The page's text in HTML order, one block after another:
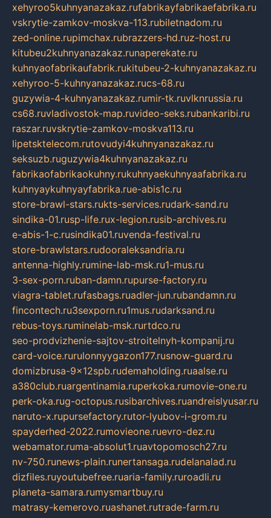
xehyroo5kuhnyanazakaz.rufabrikayfabrikaefabrika.ru
vskrytie-zamkov-moskva-113.rubiletnadom.ru
zed-online.rupimchax.rubrazzers-hd.ruz-host.ru
kitubeu2kuhnyanazakaz.runaperekate.ru
kuhnyaofabrikaufabrik.rukitubeu-2-kuhnyanazakaz.ru
xehyroo-5-kuhnyanazakaz.rucs-68.ru
guzywia-4-kuhnyanazakaz.rumir-tk.ruvlknrussia.ru
cs68.ruvladivostok-map.ruvideo-seks.rubankaribi.ru
raszar.ruvskrytie-zamkov-moskva113.ru
lipetsktelecom.rutovudyi4kuhnyanazakaz.ru
seksuzb.ruguzywia4kuhnyanazakaz.ru
fabrikaofabrikaokuhny.rukuhnyaekuhnyaafabrika.ru
kuhnyaykuhnyayfabrika.rue-abis1c.ru
store-brawl-stars.rukts-services.rudark-sand.ru
sindika-01.rusp-life.rux-legion.rusib-archives.ru
e-abis-1-c.rusindika01.ruvenda-festival.ru
store-brawlstars.rudooraleksandria.ru
antenna-highly.rumine-lab-msk.ru1-mus.ru
3-sex-porn.ruban-damn.rupurse-factory.ru
viagra-tablet.rufasbags.ruadler-jun.rubandamn.ru
fincontech.ru3sexporn.ru1mus.rudarksand.ru
rebus-toys.ruminelab-msk.rurtdco.ru
seo-prodvizhenie-sajtov-stroitelnyh-kompanij.ru
card-voice.rurulonnyygazon177.rusnow-guard.ru
domizbrusa-9x12spb.rudemaholding.ruaalse.ru
a380club.ruargentinamia.ruperkoka.rumovie-one.ru
perk-oka.rug-octopus.rusibarchives.ruandreislyusar.ru
naruto-x.rupursefactory.rutor-lyubov-i-grom.ru
spayderhed-2022.rumovieone.ruevro-dez.ru
webamator.ruma-absolut1.ruavtopomosch27.ru
nv-750.runews-plain.runertansaga.rudelanalad.ru
dizfiles.ruyoutubefree.ruaria-family.ruroadli.ru
planeta-samara.rumysmartbuy.ru
matrasy-kemerovo.ruashanet.rutrade-farm.ru